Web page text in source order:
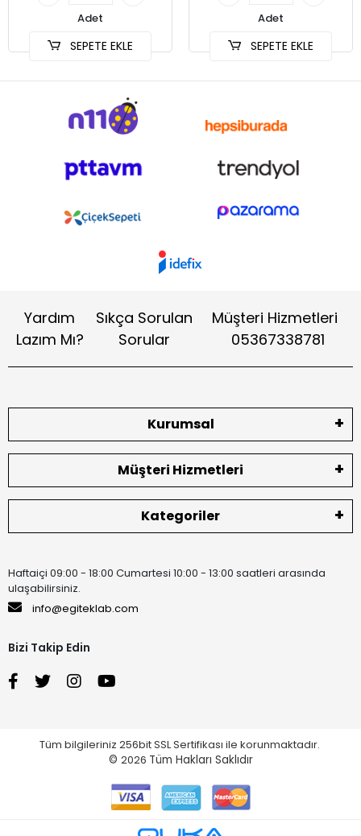
Adet
SEPETE EKLE
Adet
SEPETE EKLE
Yardım
Lazım Mı?
Sıkça Sorulan
Sorular
Müşteri Hizmetleri
05367338781
Kurumsal
Müşteri Hizmetleri
Kategoriler
Haftaiçi 09:00 - 18:00 Cumartesi 10:00 - 13:00 saatleri arasında
ulaşabilirsiniz.
info@egiteklab.com
Bizi Takip Edin
Tüm bilgileriniz 256bit SSL Sertifikası ile korunmaktadır.
© 2026 Tüm Hakları Saklıdır